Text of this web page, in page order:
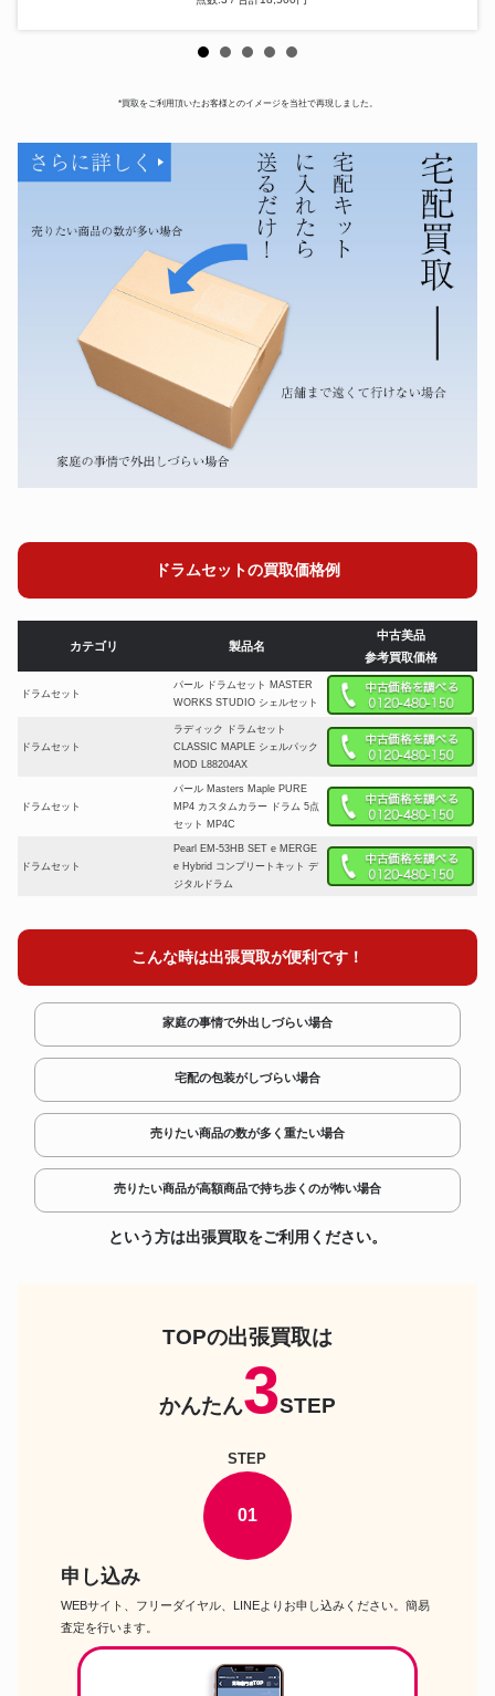
*買取をご利用頂いたお客様とのイメージを当社で再現しました。
ドラムセットの買取価格例
カテゴリ 製品名
中古美品
参考買取価格
ドラムセット
パール ドラムセット MASTER
WORKS STUDIO シェルセット
ドラムセット
ラディック ドラムセット
CLASSIC MAPLE シェルパック
MOD L88204AX
ドラムセット
パール Masters Maple PURE
MP4 カスタムカラー ドラム 5点
セット MP4C
ドラムセット
Pearl EM-53HB SET e MERGE
e Hybrid コンプリートキット デ
ジタルドラム
ドラムセット
Pearl Session Studio Select コ
ンパクトサイズ ドラムフルセッ
ト STS805S C-D
ドラムセット
Roland TD-17KVX2-S ドラム用
ヘッドホン付き Pearlハードウェ
ドラムセット
ソナー ドラムセット STUDIO
SUPERSTAR REISSUE 4pcs
Shell ドラムキット
カノウプス YAIBA II BOP KIT
ナタール Zenith KZN-TR-FBL
Forge Blue ドラムセット
ヴォックス Telstar Maple ドラ
TMP2F4LCS ヤマハ Tour
22BD リコライスサテン
パール PRESIDENT SERIES
PHENOLIC デラックス ドラム
セット PSD-SHP923/75
VOX Telstar 2020 ヴィンテージ
スタイル ドラムセット
ドラムセット
ランベリーレッド シェルセット
ドラムセット
YAMAHA RYDEEN
RDP2F5STD BGG ドラムセッ
こんな時は出張買取が便利です！
家庭の事情で外出しづらい場合
宅配の包装がしづらい場合
売りたい商品の数が多く重たい場合
売りたい商品が高額商品で持ち歩くのが怖い場合
という方は出張買取をご利用ください。
TOPの出張買取は
かんたん3STEP
STEP
01
申し込み
WEBサイト、フリーダイヤル、LINEよりお申し込みください。簡易
査定を行います。